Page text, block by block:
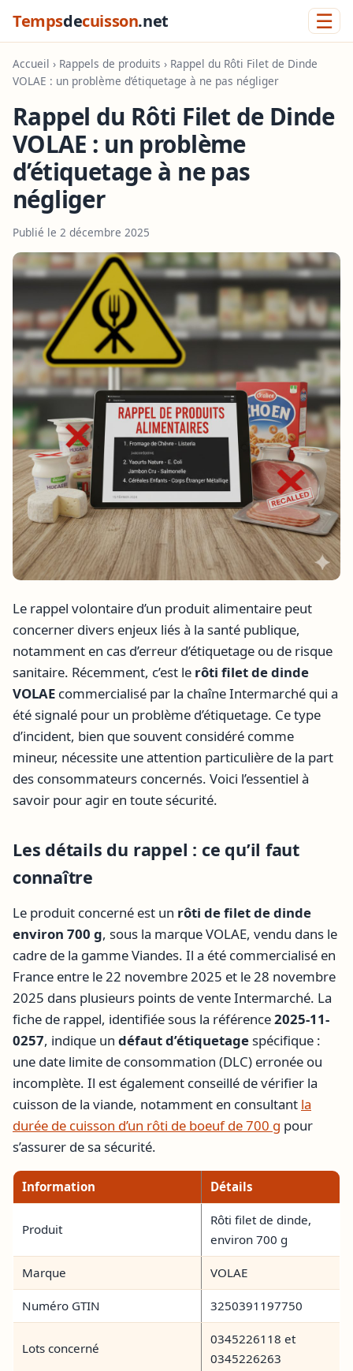
Tempsdecuisson.net ☰
Accueil › Rappels de produits › Rappel du Rôti Filet de Dinde
VOLAE : un problème d’étiquetage à ne pas négliger
Rappel du Rôti Filet de Dinde
VOLAE : un problème
d’étiquetage à ne pas
négliger
Publié le 2 décembre 2025
Le rappel volontaire d’un produit alimentaire peut
concerner divers enjeux liés à la santé publique,
notamment en cas d’erreur d’étiquetage ou de risque
sanitaire. Récemment, c’est le rôti filet de dinde
VOLAE commercialisé par la chaîne Intermarché qui a
été signalé pour un problème d’étiquetage. Ce type
d’incident, bien que souvent considéré comme
mineur, nécessite une attention particulière de la part
des consommateurs concernés. Voici l’essentiel à
savoir pour agir en toute sécurité.
Les détails du rappel : ce qu’il faut
connaître
Le produit concerné est un rôti de filet de dinde
environ 700 g, sous la marque VOLAE, vendu dans le
cadre de la gamme Viandes. Il a été commercialisé en
France entre le 22 novembre 2025 et le 28 novembre
2025 dans plusieurs points de vente Intermarché. La
fiche de rappel, identifiée sous la référence2025-11-
0257, indique un défaut d’étiquetagespécifique :
une date limite de consommation (DLC) erronée ou
incomplète. Il est également conseillé de vérifier la
cuisson de la viande, notamment en consultant la
durée de cuisson d’un rôti de boeuf de 700 g pour
s’assurer de sa sécurité.
Information Détails
Produit
Rôti filet de dinde,
environ 700 g
Marque VOLAE
Numéro GTIN 3250391197750
Lots concerné
0345226118 et
0345226263